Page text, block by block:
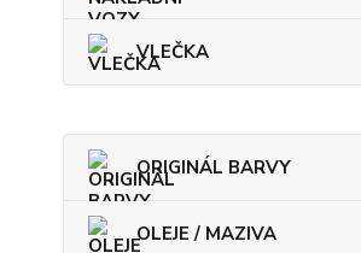
VLEČKA
ORIGINÁL BARVY
OLEJE / MAZIVA